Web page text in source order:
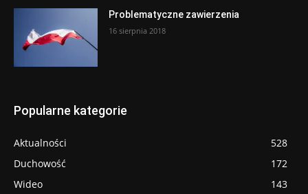
Problematyczne zawierzenia
16 sierpnia 2018
Popularne kategorie
Aktualności
528
Duchowość
172
Wideo
143